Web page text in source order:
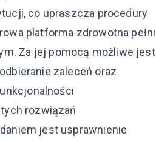
co upraszcza procedury
platforma zdrowotna pełni
Za jej pomocą możliwe jest
zaleceń oraz
rozwiązań
jest usprawnienie